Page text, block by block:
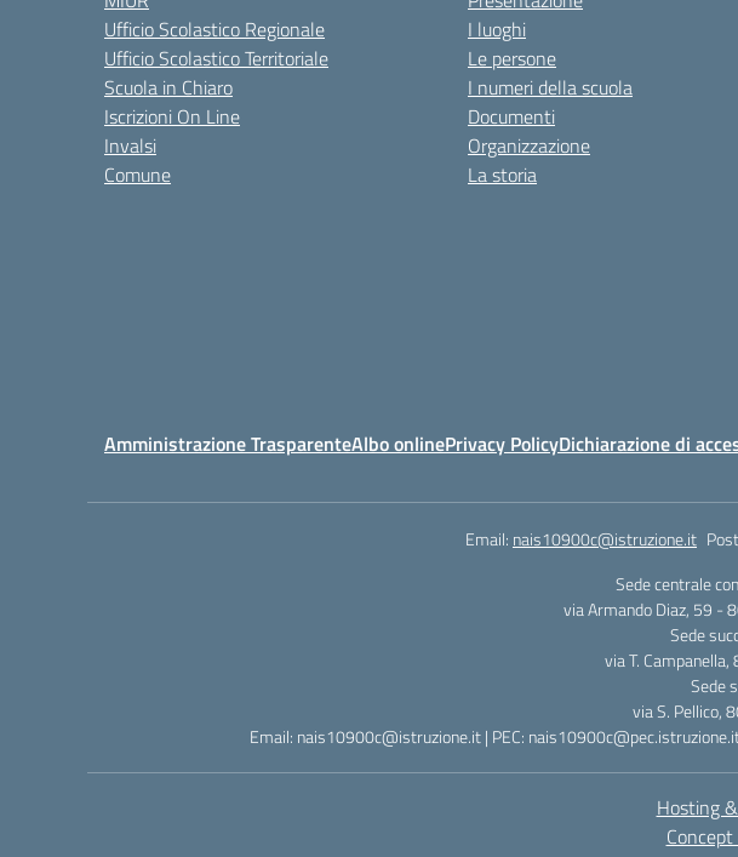
Ufficio Scolastico Regionale
Ufficio Scolastico Territoriale
Scuola in Chiaro
Iscrizioni On Line
Invalsi
Comune
I luoghi
Le persone
I numeri della scuola
Documenti
Organizzazione
La storia
Amministrazione TrasparenteAlbo onlinePrivacy PolicyDichiarazione di
Email: nais10900c@istruzione.it
Sede centrale
via Armando Diaz, 59 -
Sede
via T.
Sede
via S. Pellico,
Email: nais10900c@istruzione.it | PEC:
Hosting